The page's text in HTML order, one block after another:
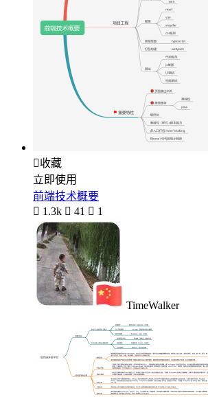
收藏
立即使用
前端技术概要
 1.3k  41  1
TimeWalker